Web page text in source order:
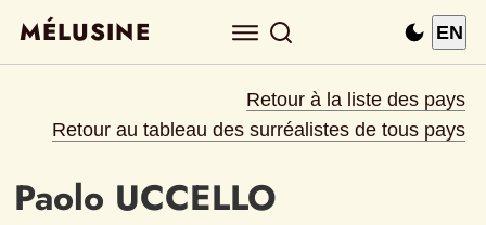
MÉLUSINE EN
Retour à la liste des pays
Retour au tableau des surréalistes de tous pays
Paolo UCCELLO